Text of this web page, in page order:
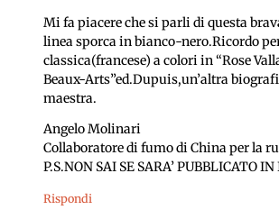
detto:
Mi fa piacere che si parli di questa
linea sporca in bianco-nero.Ricordo
classica(francese) a colori in “Rose
Beaux-Arts”ed.Dupuis,un’altra
maestra.
Angelo Molinari
Collaboratore di fumo di China per la
P.S.NON SAI SE SARA’ PUBBLICATO
Rispondi